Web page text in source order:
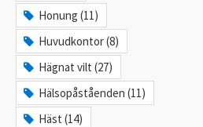
Honung (11)
Huvudkontor (8)
Hägnat vilt (27)
Hälsopåståenden (11)
Häst (14)